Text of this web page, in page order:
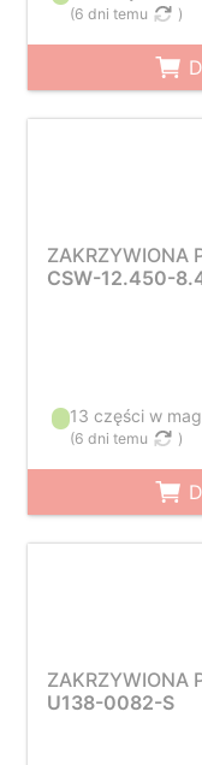
(6 dni temu )
ZAKRZYWIONA
CSW-12.450-
13 części w
(6 dni temu )
ZAKRZYWIONA
U138-0082-S